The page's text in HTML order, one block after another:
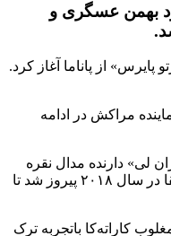
پیگیری شد و با صعود بهمن عسگری و
جهانی و پس از کسب دو مدال طلا و یک برنز جهان، کار خود را در گام نخست با برتری ۵ بر ۴ مقابل «روبرتو پایرس» از پاناما آغاز کرد.
رفت و با نتیجه ۹ بر ۴ مغلوب شد تا با توجه به شکست نماینده مراکش در ادامه
«ران ران لی» دارنده مدال نقره
قهرمانی آسیا در سال ۲۰۱۸ در هانتی(با رای داوران) به برتری رسید. قهرمان شایسته کشورمان در دیدار سوم نیز با نتیجه ۳ بر یک مقابل «آیچا سایا» دارنده مدال نقره قهرمانی آفریقا در سال ۲۰۱۸ پیروز شد تا
در این مرحله نیز به مصاف « سراب اوزچلیک» قهرمان جهان در سال ۲۰۱۴ و دارنده مدال‌های طلا، نقره و برنز اروپا پیکار کرد که در دیداری نزدیک و نفسگیر با نتیجه ۳ بر ۲ مغلوب کاراته‌کا باتجربه ترک